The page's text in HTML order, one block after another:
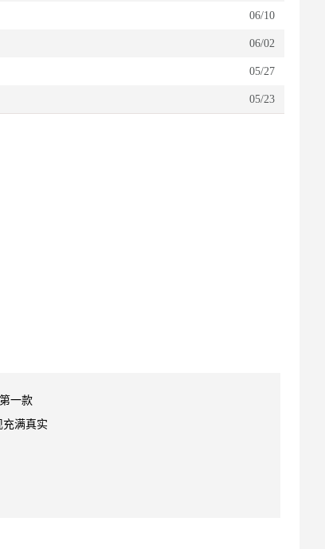
06/10
06/02
05/27
05/23
一款
满真实